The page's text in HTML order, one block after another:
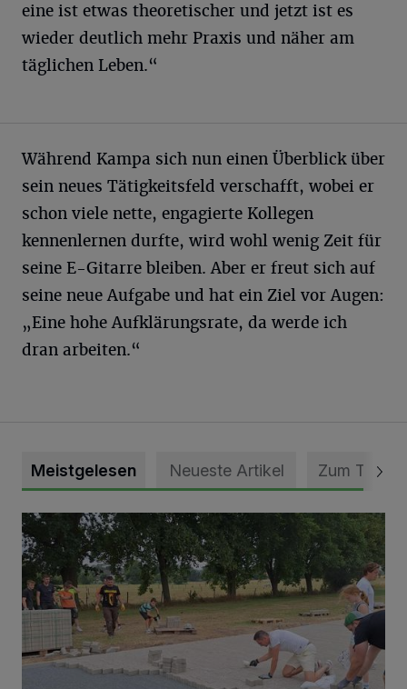
eine ist etwas theoretischer und jetzt ist es
wieder deutlich mehr Praxis und näher am
täglichen Leben.“
Während Kampa sich nun einen Überblick über
sein neues Tätigkeitsfeld verschafft, wobei er
schon viele nette, engagierte Kollegen
kennenlernen durfte, wird wohl wenig Zeit für
seine E-Gitarre bleiben. Aber er freut sich auf
seine neue Aufgabe und hat ein Ziel vor Augen:
„Eine hohe Aufklärungsrate, da werde ich
dran arbeiten.“
Meistgelesen Neueste Artikel Zum Thema
Pünktlich zum Schützenfest den Weg zum Festzelt